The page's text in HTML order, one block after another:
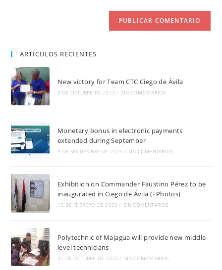
ARTÍCULOS RECIENTES
New victory for Team CTC Ciego de Ávila
5 DE OCTUBRE DE 2023 / SIN COMENTARIOS
Monetary bonus in electronic payments
extended during September
3 DE SEPTIEMBRE DE 2023 / SIN COMENTARIOS
Exhibition on Commander Faustino Pérez to be
inaugurated in Ciego de Ávila (+Photos)
15 DE FEBRERO DE 2023 / SIN COMENTARIOS
Polytechnic of Majagua will provide new middle-
level technicians
31 DE OCTUBRE DE 2022 / SIN COMENTARIOS